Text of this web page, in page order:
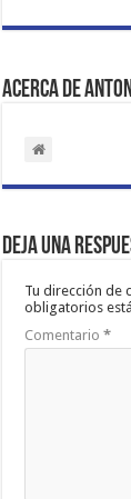
Acerca de
Deja una
Tu dirección de
obligatorios
Comentario*